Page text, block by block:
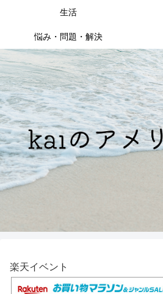
生活
悩み・問題・解決
楽天イベント